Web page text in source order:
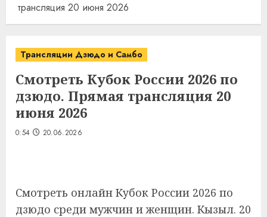
трансляция 20 июня 2026
Трансляции Дзюдо и Самбо
Смотреть Кубок России 2026 по
дзюдо. Прямая трансляция 20
июня 2026
0:54 20.06.2026
Смотреть онлайн Кубок России 2026 по
дзюдо среди мужчин и женщин. Кызыл. 20